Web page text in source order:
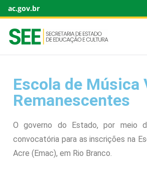
ac.gov.br
Escola de Música
Remanescentes
O governo do Estado, por meio
convocatória para as inscrições na
Acre (Emac), em Rio Branco.